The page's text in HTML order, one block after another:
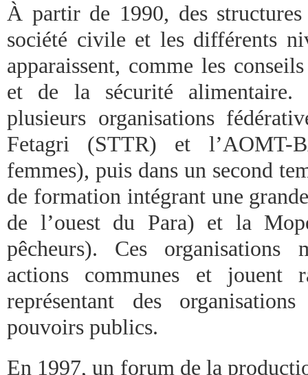
À partir de 1990, des
société civile et les différents
apparaissent, comme les
et de la sécurité alimentaire.
plusieurs organisations
Fetagri (STTR) et l’AOMT-
femmes), puis dans un second
de formation intégrant une
de l’ouest du Para) et la
pêcheurs). Ces organisations
actions communes et jouent
représentant des
pouvoirs publics.
En 1997, un forum de la